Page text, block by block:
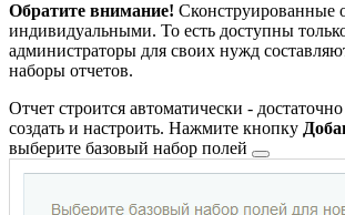
Обратите внимание! Сконструированные
индивидуальными. То есть доступны
администраторы для своих нужд
наборы отчетов.
Отчет строится автоматически -
создать и настроить. Нажмите кнопку
выберите базовый набор полей